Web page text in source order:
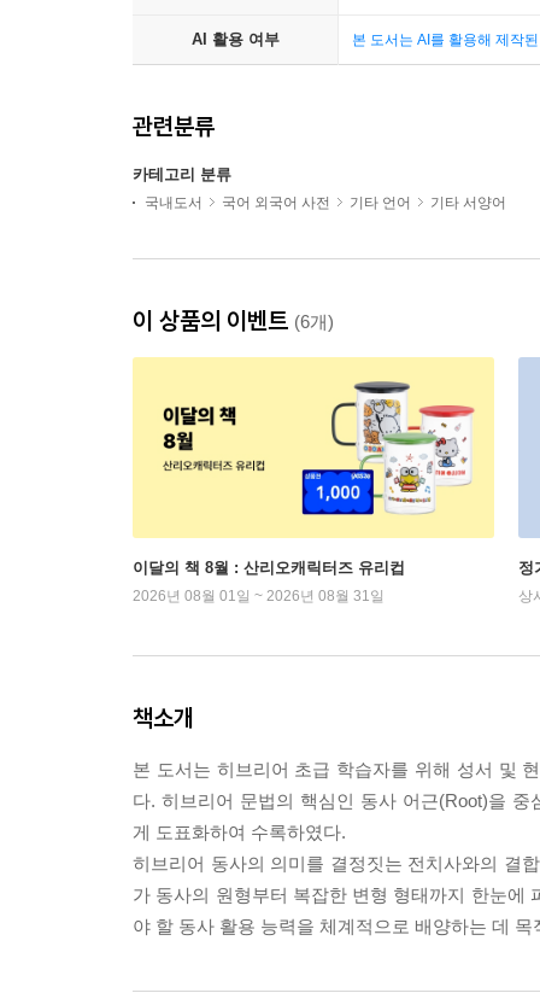
AI 활용 여부 본 도서는 AI를 활용해 제작
관련분류
카테고리 분류
국내도서 국어 외국어 사전 기타 언어 기타 서양어
이 상품의 이벤트 (6개)
이달의 책 8월 : 산리오캐릭터즈 유리컵
2026년 08월 01일 ~ 2026년 08월 31일
정
상
책소개
본 도서는 히브리어 초급 학습자를 위해 성서 및
다. 히브리어 문법의 핵심인 동사 어근(Root)을 중
게 도표화하여 수록하였다.
히브리어 동사의 의미를 결정짓는 전치사와의 결
가 동사의 원형부터 복잡한 변형 형태까지 한눈에
야 할 동사 활용 능력을 체계적으로 배양하는 데 목